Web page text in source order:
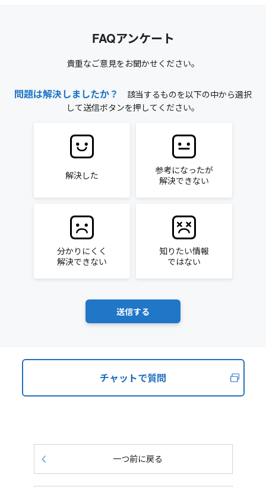
FAQアンケート
貴重なご意見をお聞かせください。
問題は解決しましたか？
該当するものを以下の中から選択
して送信ボタンを押してください。
解決した
参考になったが
解決できない
分かりにくく
解決できない
知りたい情報
ではない
チャットで質問
一つ前に戻る